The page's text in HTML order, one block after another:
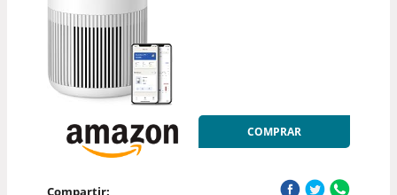
COMPRAR
Compartir: